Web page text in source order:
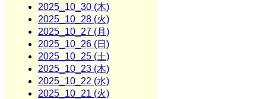
2025_10_30 (木)
2025_10_28 (火)
2025_10_27 (月)
2025_10_26 (日)
2025_10_25 (土)
2025_10_23 (木)
2025_10_22 (水)
2025_10_21 (火)